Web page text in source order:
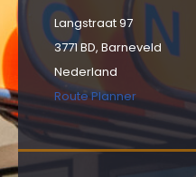
Langstraat 97
3771 BD, Barneveld
Nederland
Route Planner